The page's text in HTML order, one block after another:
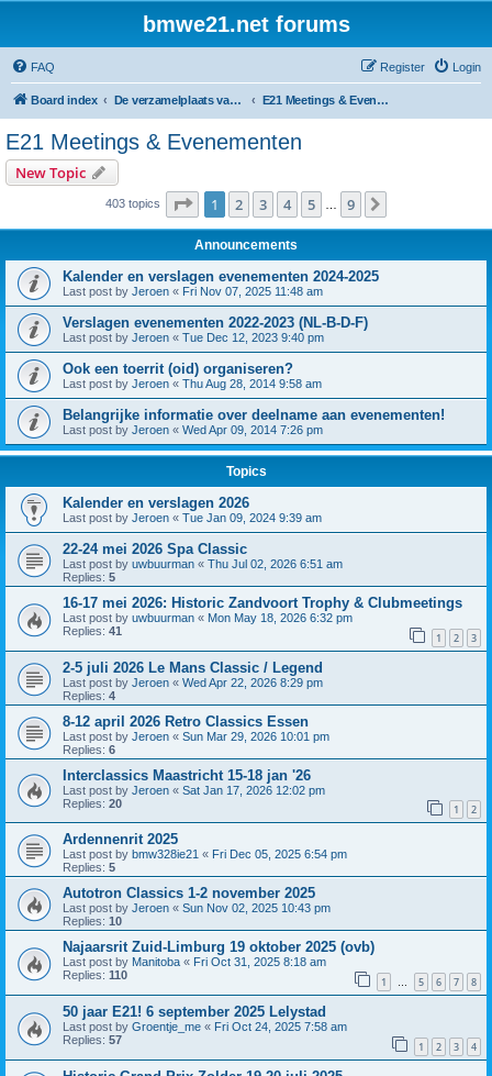
bmwe21.net forums
FAQ Login
Register
Board index De verzamelplaats van E21 fanaten der lage landen - Dutch forum E21 Meetings & Evenementen
E21 Meetings & Evenementen
New Topic
403 topics Page 1of 9
1 2 3 4 5 9
Announcements
Kalender en verslagen evenementen 2024-2025
Last post by Jeroen « Fri Nov 07, 2025 11:48 am
Verslagen evenementen 2022-2023 (NL-B-D-F)
Last post by Jeroen « Tue Dec 12, 2023 9:40 pm
Ook een toerrit (oid) organiseren?
Last post by Jeroen « Thu Aug 28, 2014 9:58 am
Belangrijke informatie over deelname aan evenementen!
Last post by Jeroen « Wed Apr 09, 2014 7:26 pm
Topics
Kalender en verslagen 2026
Last post by Jeroen « Tue Jan 09, 2024 9:39 am
22-24 mei 2026 Spa Classic
Last post by uwbuurman « Thu Jul 02, 2026 6:51 am
Replies: 5
16-17 mei 2026: Historic Zandvoort Trophy & Clubmeetings
Last post by uwbuurman « Mon May 18, 2026 6:32 pm
Replies: 41 1 2 3
2-5 juli 2026 Le Mans Classic / Legend
Last post by Jeroen « Wed Apr 22, 2026 8:29 pm
Replies: 4
8-12 april 2026 Retro Classics Essen
Last post by Jeroen « Sun Mar 29, 2026 10:01 pm
Replies: 6
Interclassics Maastricht 15-18 jan '26
Last post by Jeroen « Sat Jan 17, 2026 12:02 pm
Replies: 20 1 2
Ardennenrit 2025
Last post by bmw328ie21 « Fri Dec 05, 2025 6:54 pm
Replies: 5
Autotron Classics 1-2 november 2025
Last post by Jeroen « Sun Nov 02, 2025 10:43 pm
Replies: 10
Najaarsrit Zuid-Limburg 19 oktober 2025 (ovb)
Last post by Manitoba « Fri Oct 31, 2025 8:18 am
Replies: 110 1 … 5 6 7 8
50 jaar E21! 6 september 2025 Lelystad
Last post by Groentje_me « Fri Oct 24, 2025 7:58 am
Replies: 57 1 2 3 4